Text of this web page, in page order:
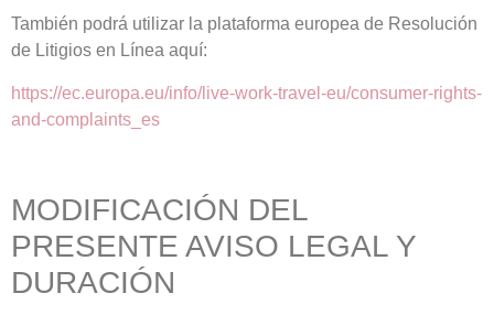
También podrá utilizar la plataforma europea de Resolución
de Litigios en Línea aquí:
https://ec.europa.eu/info/live-work-travel-eu/consumer-rights-
and-complaints_es
MODIFICACIÓN DEL
PRESENTE AVISO LEGAL Y
DURACIÓN